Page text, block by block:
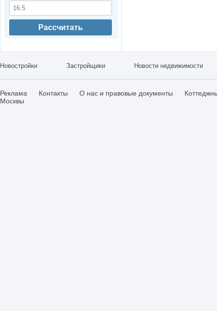
Рассчитать
Новостройки Застройщики Новости недвижимости
Реклама Контакты О нас и правовые документы
Москвы